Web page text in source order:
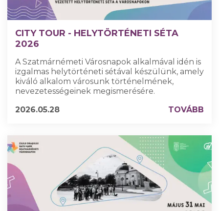
CITY TOUR - HELYTÖRTÉNETI SÉTA
2026
A Szatmárnémeti Városnapok alkalmával idén is
izgalmas helytörténeti sétával készülünk, amely
kiváló alkalom városunk történelmének,
nevezetességeinek megismerésére.
2026.05.28
TOVÁBB